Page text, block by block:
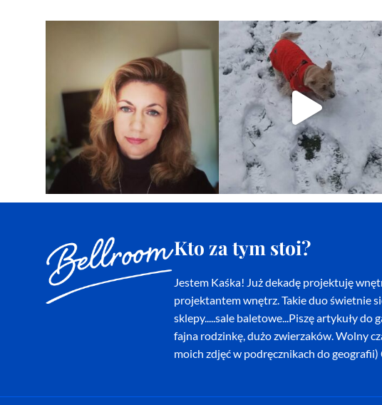
Kto za tym stoi?
Jestem Kaśka! Już dekadę projektuję
projektantem wnętrz. Takie duo świetnie
sklepy.....sale baletowe...Piszę artykuły
fajna rodzinkę, dużo zwierzaków. Wolny
moich zdjęć w podręcznikach do